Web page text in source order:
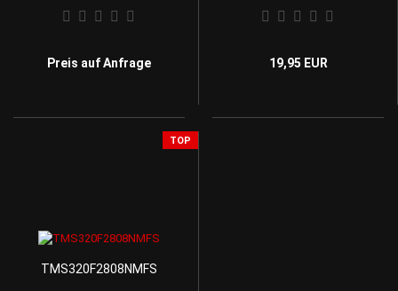
Preis auf Anfrage 19,95 EUR
TOP
TMS320F2808NMFS